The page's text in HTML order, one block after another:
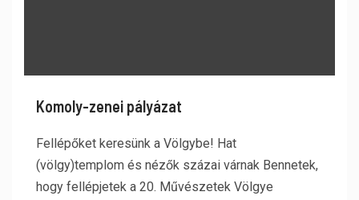
Komoly-zenei pályázat
Fellépőket keresünk a Völgybe! Hat
(völgy)templom és nézők százai várnak Bennetek,
hogy fellépjetek a 20. Művészetek Völgye